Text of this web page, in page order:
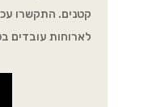
קטנים. התקשרו
לארוחות עובדים